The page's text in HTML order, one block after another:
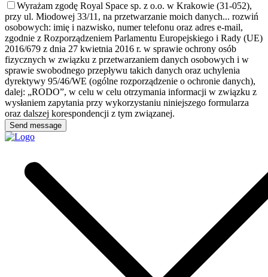
Wyrażam zgodę Royal Space sp. z o.o. w Krakowie (31-052),
przy ul. Miodowej 33/11, na przetwarzanie moich danych... rozwiń
osobowych: imię i nazwisko, numer telefonu oraz adres e-mail,
zgodnie z Rozporządzeniem Parlamentu Europejskiego i Rady (UE)
2016/679 z dnia 27 kwietnia 2016 r. w sprawie ochrony osób
fizycznych w związku z przetwarzaniem danych osobowych i w
sprawie swobodnego przepływu takich danych oraz uchylenia
dyrektywy 95/46/WE (ogólne rozporządzenie o ochronie danych),
dalej: „RODO”, w celu w celu otrzymania informacji w związku z
wysłaniem zapytania przy wykorzystaniu niniejszego formularza
oraz dalszej korespondencji z tym związanej.